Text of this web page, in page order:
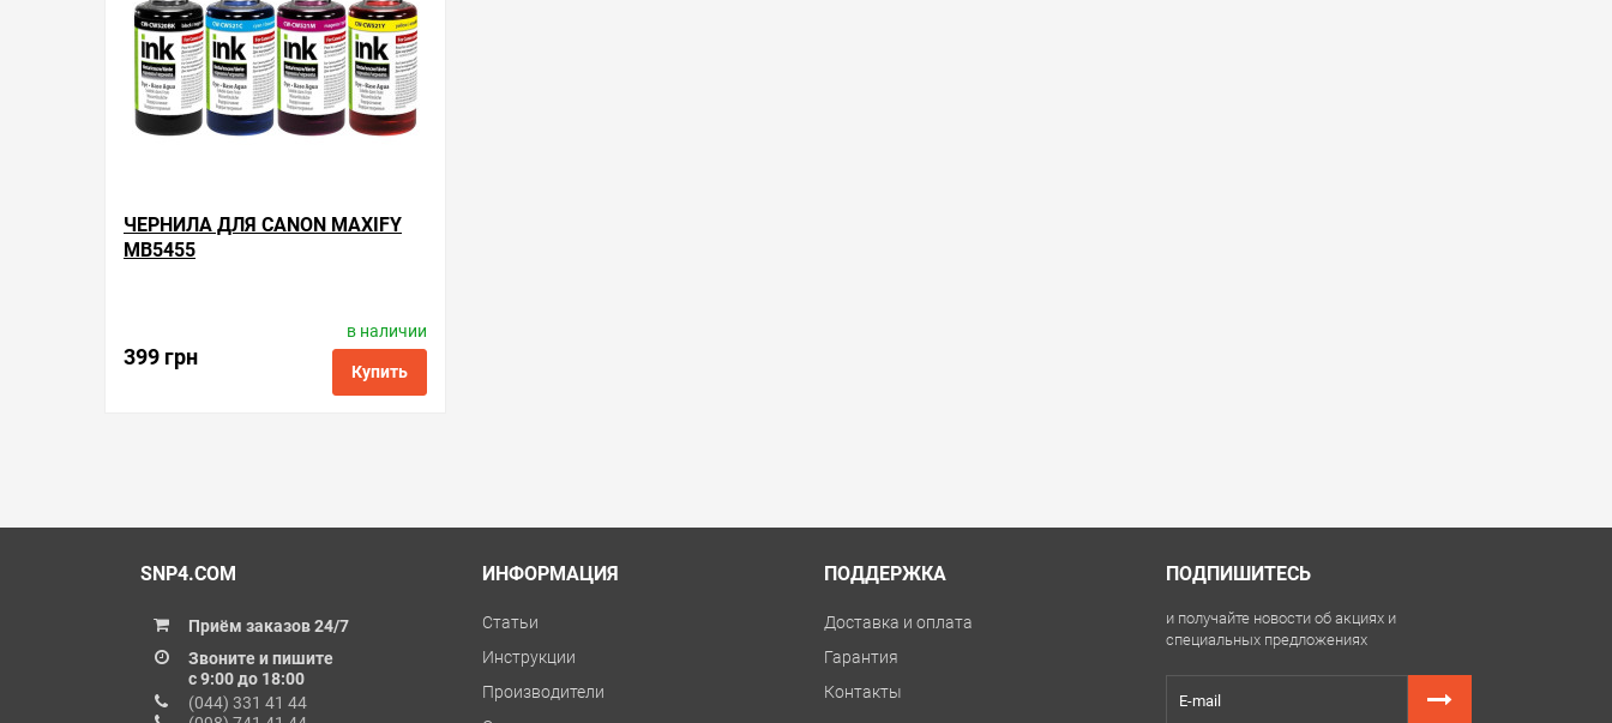
ЧЕРНИЛА ДЛЯ CANON MAXIFY
MB5455
399 грн
в наличии
Купить
ColorWay
ink.c.mxf.4
SNP4.COM
Приём заказов 24/7
Звоните и пишите
с 9:00 до 18:00
(044) 331 41 44
(098) 741 41 44
ИНФОРМАЦИЯ
Статьи
Инструкции
Производители
ПОДДЕРЖКА
Доставка и оплата
Гарантия
Контакты
ПОДПИШИТЕСЬ
и получайте новости об акциях и
специальных предложениях